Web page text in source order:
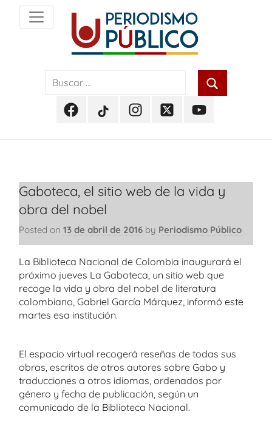
content
Periodismo
PúblicoFacebook
Periodismo
TikTok
Periodismo
InstagramTwitterYoutube
Gaboteca, el sitio web de la vida y
obra del nobel
Posted on 13 de abril de 2016 by Periodismo Público
La Biblioteca Nacional de Colombia inaugurará el
próximo jueves La Gaboteca, un sitio web que
recoge la vida y obra del nobel de literatura
colombiano, Gabriel García Márquez, informó este
martes esa institución.
El espacio virtual recogerá reseñas de todas sus
obras, escritos de otros autores sobre Gabo y
traducciones a otros idiomas, ordenados por
género y fecha de publicación, según un
comunicado de la Biblioteca Nacional.